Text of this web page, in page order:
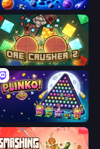
Idle Planet Destroyer
OreCrusher 2
PLINKO!